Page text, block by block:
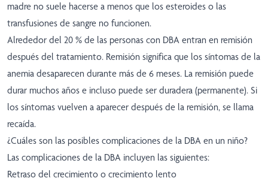
madre no suele hacerse a menos que los esteroides o las
transfusiones de sangre no funcionen.
Alrededor del 20 % de las personas con DBA entran en remisión
después del tratamiento. Remisión significa que los síntomas de la
anemia desaparecen durante más de 6 meses. La remisión puede
durar muchos años e incluso puede ser duradera (permanente). Si
los síntomas vuelven a aparecer después de la remisión, se llama
recaída.
¿Cuáles son las posibles complicaciones de la DBA en un niño?
Las complicaciones de la DBA incluyen las siguientes:
Retraso del crecimiento o crecimiento lento